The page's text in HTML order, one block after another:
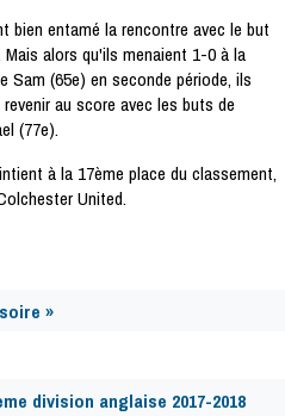
bien entamé la rencontre avec le but
alors qu'ils menaient 1-0 à la
Sam (65e) en seconde période, ils
au score avec les buts de
(77e).
à la 17ème place du classement,
United.
»
division anglaise 2017-2018